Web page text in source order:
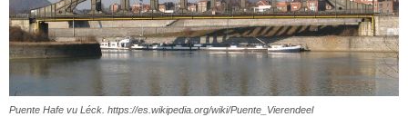
Puente Hafe vu Léck. https://es.wikipedia.org/wiki/Puente_Vierendeel